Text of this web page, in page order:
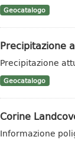
Geocatalogo
Precipitazione
Precipitazione
Geocatalogo
Corine
Informazione